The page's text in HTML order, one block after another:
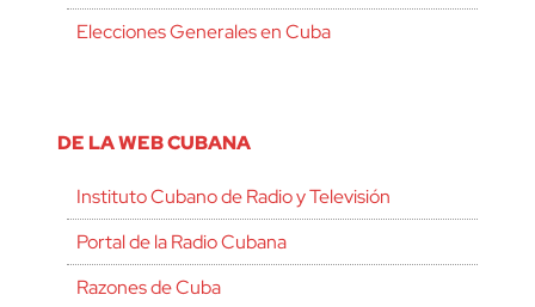
Elecciones Generales en Cuba
DE LA WEB CUBANA
Instituto Cubano de Radio y Televisión
Portal de la Radio Cubana
Razones de Cuba